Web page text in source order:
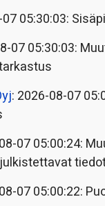
05:30:03:
07 05:30:03:
: 2026-08-07
07 05:00:24:
07 05:00:22: